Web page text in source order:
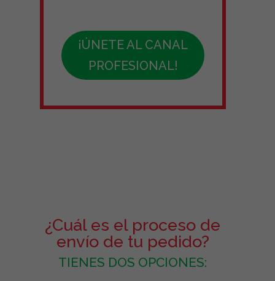
¡ÚNETE AL CANAL
PROFESIONAL!
¿Cuál es el proceso de
envío de tu pedido?
TIENES DOS OPCIONES: